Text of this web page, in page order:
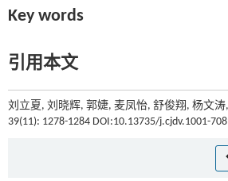
Key words
引用本文
刘立夏, 刘晓辉, 郭婕, 麦凤怡, 舒俊翔, 杨文
39(11): 1278-1284 DOI:10.13735/j.cjdv.1001-